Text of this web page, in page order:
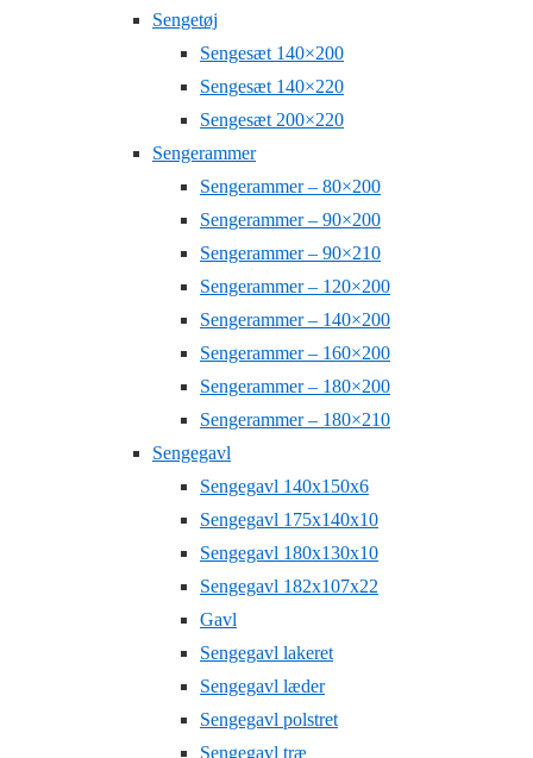
Sengetøj
Sengesæt 140×200
Sengesæt 140×220
Sengesæt 200×220
Sengerammer
Sengerammer – 80×200
Sengerammer – 90×200
Sengerammer – 90×210
Sengerammer – 120×200
Sengerammer – 140×200
Sengerammer – 160×200
Sengerammer – 180×200
Sengerammer – 180×210
Sengegavl
Sengegavl 140x150x6
Sengegavl 175x140x10
Sengegavl 180x130x10
Sengegavl 182x107x22
Gavl
Sengegavl lakeret
Sengegavl læder
Sengegavl polstret
Sengegavl træ